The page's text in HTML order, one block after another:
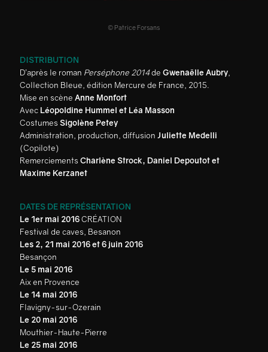
© Patrice Forsans
DISTRIBUTION
D’après le roman Perséphone 2014deGwenaëlle Aubry,
Collection Bleue, édition Mercure de France, 2015.
Mise en scène Anne Monfort
Avec Léopoldine Hummel et Léa Masson
CostumesSigolène Petey
Administration, production, diffusion Juliette Medelli
(Copilote)
RemerciementsCharlène Strock, Daniel Depoutot et
Maxime Kerzanet
DATES DE REPRÉSENTATION
Le 1er mai 2016CRÉATION
Festival de caves, Besanon
Les 2, 21 mai 2016 et 6 juin 2016
Besançon
Le 5 mai 2016
Aix en Provence
Le 14 mai 2016
Flavigny-sur-Ozerain
Le 20 mai 2016
Mouthier-Haute-Pierre
Le 25 mai 2016